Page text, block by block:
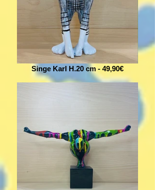
Singe Karl H.20 cm - 49,90€